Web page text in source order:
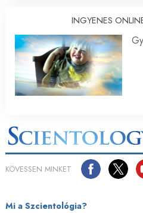
INGYENES
KÖVESSEN MINKET
Mi a Szcientológia?